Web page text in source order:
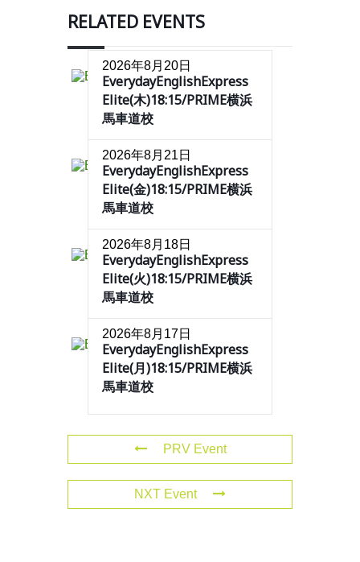
RELATED EVENTS
2026年8月20日
EverydayEnglishExpress
Elite(木)18:15/PRIME横浜
馬車道校
2026年8月21日
EverydayEnglishExpress
Elite(金)18:15/PRIME横浜
馬車道校
2026年8月18日
EverydayEnglishExpress
Elite(火)18:15/PRIME横浜
馬車道校
2026年8月17日
EverydayEnglishExpress
Elite(月)18:15/PRIME横浜
馬車道校
PRV Event
NXT Event